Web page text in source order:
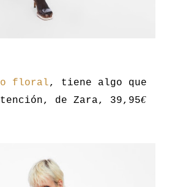
floral, tiene algo que
de Zara, 39,95€